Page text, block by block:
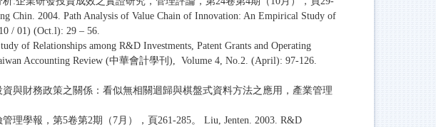
Chin. 2004. Path Analysis of Value Chain of Innovation: An Empirical Study of
/ 01) (Oct.l): 29 – 56.
of Relationships among R&D Investments, Patent Grants and Operating
Accounting Review (中華會計學刊), Volume 4, No.2. (April): 97-126.
與財務政策之關係：看似無相關迴歸與棋盤式資料方法之應用，產業管理
理學報，第5卷第2期（7月），頁261-285。 Liu, Jenten. 2003. R&D